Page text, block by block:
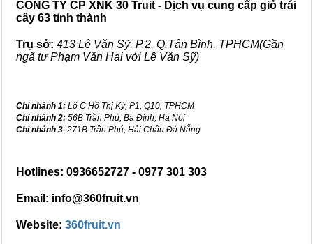
CÔNG TY CP XNK 30 Truit - Dịch vụ cung cấp giỏ trái
cây 63 tỉnh thành
Trụ sở: 413 Lê Văn Sỹ, P.2, Q.Tân Bình, TPHCM(Gần
ngã tư Phạm Văn Hai với Lê Văn Sỹ)
Chi nhánh 1: Lô C Hồ Thị Kỷ, P1, Q10, TPHCM
Chi nhánh 2: 56B Trần Phú, Ba Đình, Hà Nội
Chi nhánh 3: 271B Trần Phú, Hải Châu Đà Nẵng
Hotlines: 0936652727 - 0977 301 303
Email: info@360fruit.vn
Website: 360fruit.vn